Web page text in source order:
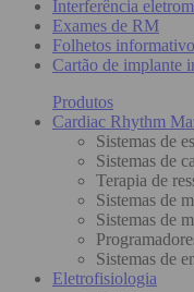
Interferência
Exames de RM
Folhetos
Cartão de implante
Produtos
Cardiac Rhythm
Sistemas de
Sistemas de
Terapia de
Sistemas de
Sistemas de
Sistemas de
Eletrofisiologia